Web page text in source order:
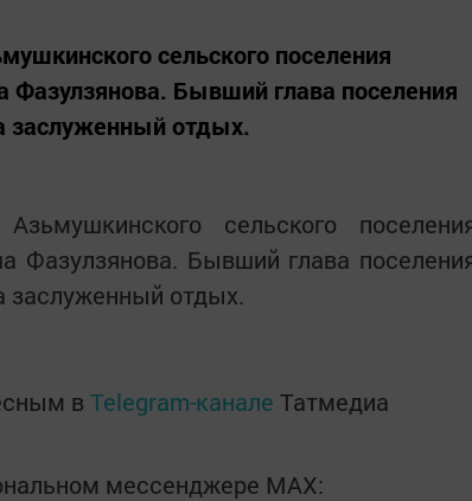
сельского поселения
Фазулзянова. Бывший глава поселения
заслуженный отдых.
сельского
Фазулзянова. Бывший глава
заслуженный отдых.
в Telegram-канале Татмедиа
мессенджере MАХ: